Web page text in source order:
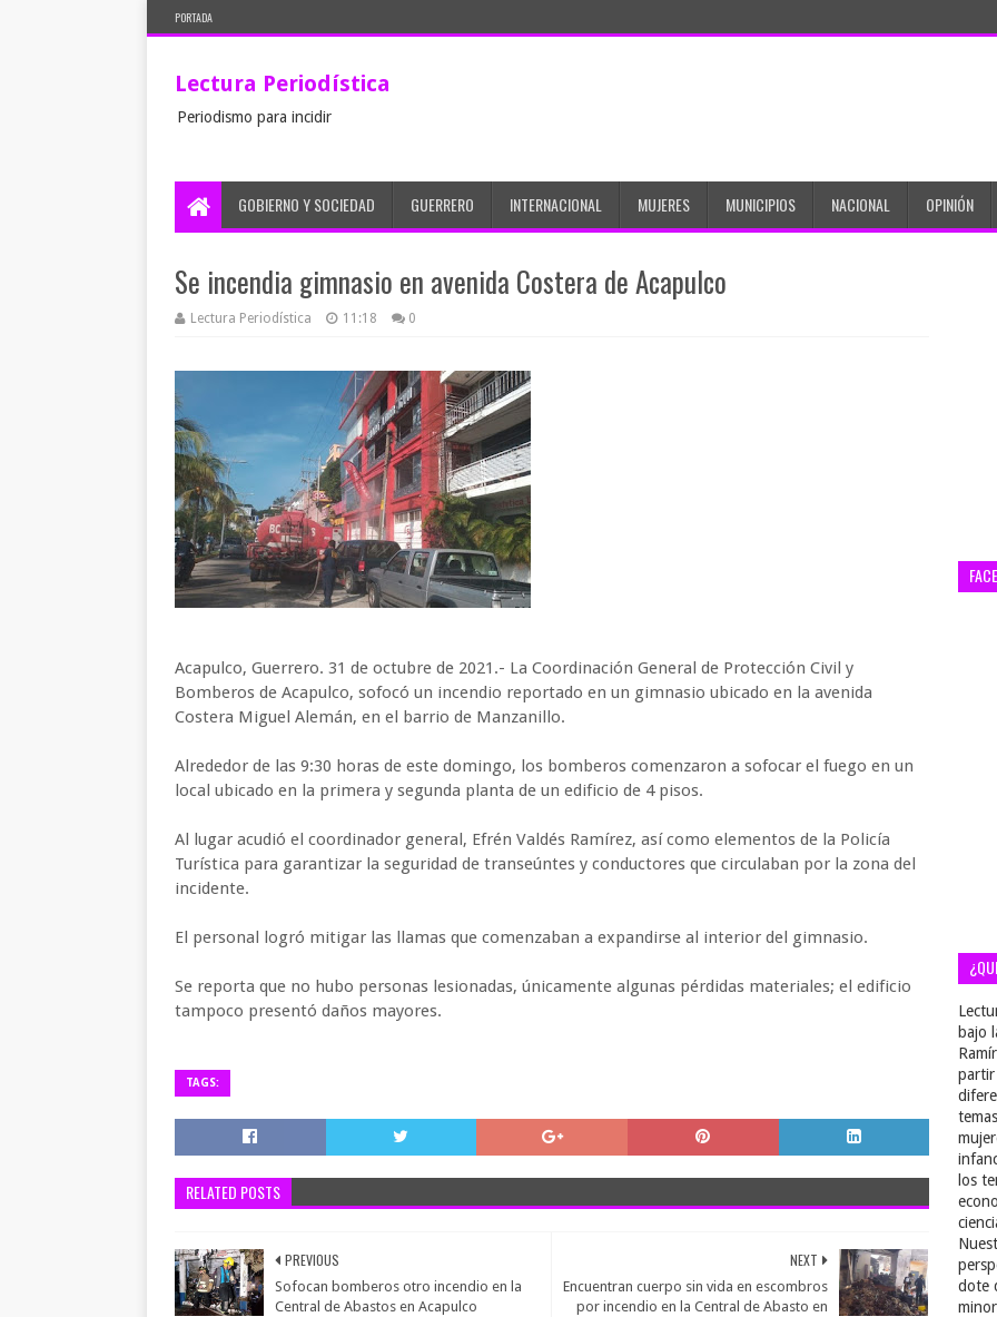
PORTADA
Lectura Periodística
Periodismo para incidir
GOBIERNO Y SOCIEDAD GUERRERO INTERNACIONAL MUJERES MUNICIPIOS NACIONAL OPINIÓN
Se incendia gimnasio en avenida Costera de Acapulco
Lectura Periodística 11:18 0
Acapulco, Guerrero. 31 de octubre de 2021.- La Coordinación General de Protección Civil y
Bomberos de Acapulco, sofocó un incendio reportado en un gimnasio ubicado en la avenida
Costera Miguel Alemán, en el barrio de Manzanillo.
Alrededor de las 9:30 horas de este domingo, los bomberos comenzaron a sofocar el fuego en un
local ubicado en la primera y segunda planta de un edificio de 4 pisos.
Al lugar acudió el coordinador general, Efrén Valdés Ramírez, así como elementos de la Policía
Turística para garantizar la seguridad de transeúntes y conductores que circulaban por la zona del
incidente.
El personal logró mitigar las llamas que comenzaban a expandirse al interior del gimnasio.
Se reporta que no hubo personas lesionadas, únicamente algunas pérdidas materiales; el edificio
tampoco presentó daños mayores.
TAGS:
RELATED POSTS
NEXT
Encuentran cuerpo sin vida en escombros
por incendio en la Central de Abasto en
PREVIOUS
Sofocan bomberos otro incendio en la
Central de Abastos en Acapulco
bajo
partir
los
dote